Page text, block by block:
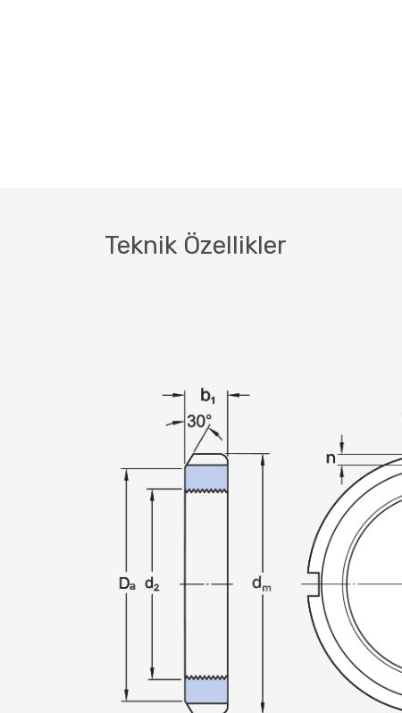
Teknik Özellikler